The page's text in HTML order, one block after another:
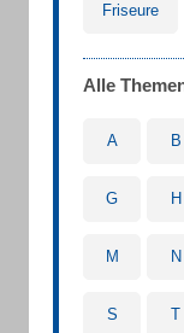
Friseure
Alle
A B
G H
M N
S T